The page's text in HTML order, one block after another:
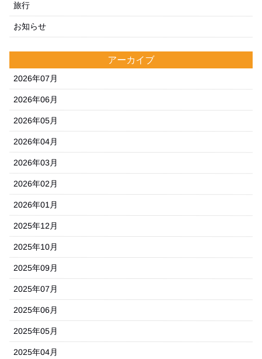
旅行
お知らせ
アーカイブ
2026年07月
2026年06月
2026年05月
2026年04月
2026年03月
2026年02月
2026年01月
2025年12月
2025年10月
2025年09月
2025年07月
2025年06月
2025年05月
2025年04月